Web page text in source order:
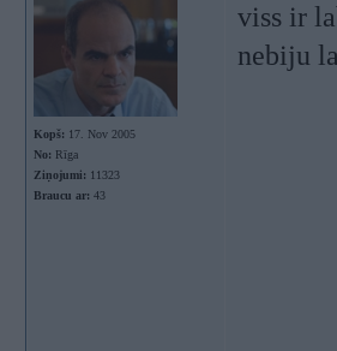
Kopš: 17. Nov 2005
No: Rīga
Ziņojumi: 11323
Braucu ar: 43
viss ir
nebiju